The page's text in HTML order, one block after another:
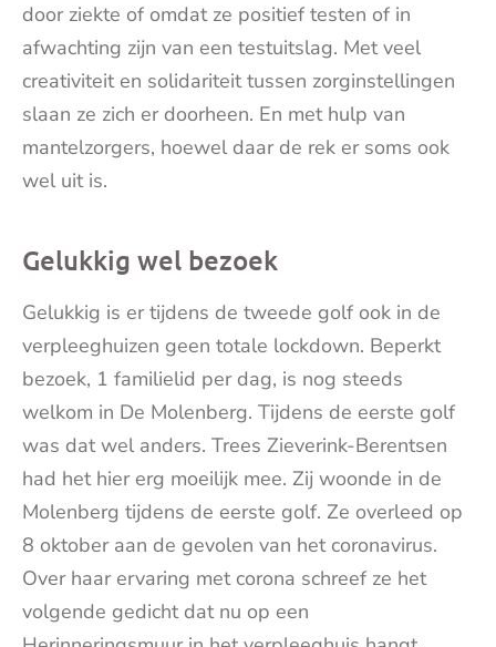
door ziekte of omdat ze positief testen of in
afwachting zijn van een testuitslag. Met veel
creativiteit en solidariteit tussen zorginstellingen
slaan ze zich er doorheen. En met hulp van
mantelzorgers, hoewel daar de rek er soms ook
wel uit is.
Gelukkig wel bezoek
Gelukkig is er tijdens de tweede golf ook in de
verpleeghuizen geen totale lockdown. Beperkt
bezoek, 1 familielid per dag, is nog steeds
welkom in De Molenberg. Tijdens de eerste golf
was dat wel anders. Trees Zieverink-Berentsen
had het hier erg moeilijk mee. Zij woonde in de
Molenberg tijdens de eerste golf. Ze overleed op
8 oktober aan de gevolen van het coronavirus.
Over haar ervaring met corona schreef ze het
volgende gedicht dat nu op een